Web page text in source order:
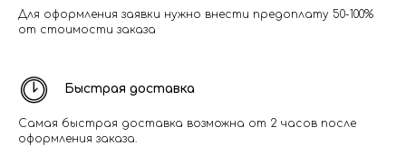
Для оформления заявки нужно внести предоплату 50-100%
от стоимости заказа
Быстрая доставка
Самая быстрая доставка возможна от 2 часов после
оформления заказа.